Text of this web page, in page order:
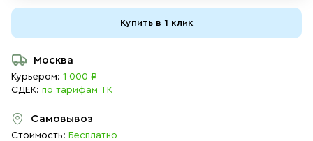
Купить в 1 клик
Москва
Курьером: 1 000 ₽
СДЕК: по тарифам ТК
Самовывоз
Стоимость: Бесплатно